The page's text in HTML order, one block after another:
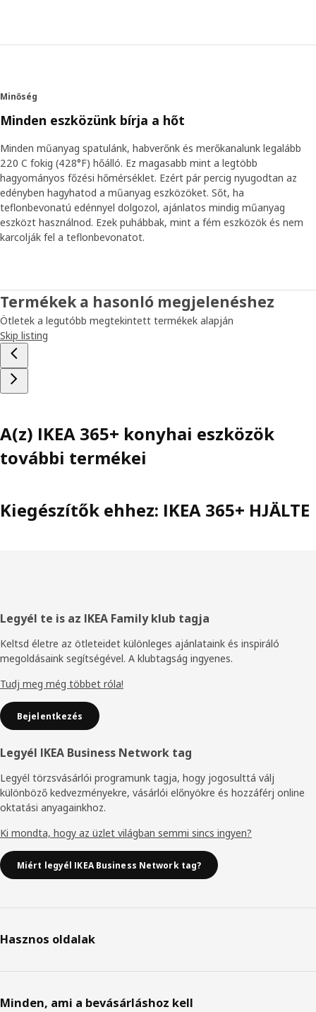
Minőség
Minden eszközünk bírja a hőt
Minden műanyag spatulánk, habverőnk és merőkanalunk legalább
220 C fokig (428°F) hőálló. Ez magasabb mint a legtöbb
hagyományos főzési hőmérséklet. Ezért pár percig nyugodtan az
edényben hagyhatod a műanyag eszközöket. Sőt, ha
teflonbevonatú edénnyel dolgozol, ajánlatos mindig műanyag
eszközt használnod. Ezek puhábbak, mint a fém eszközök és nem
karcolják fel a teflonbevonatot.
Termékek a hasonló megjelenéshez
Ötletek a legutóbb megtekintett termékek alapján
Skip listing
A(z) IKEA 365+ konyhai eszközök
további termékei
Kiegészítők ehhez: IKEA 365+ HJÄLTE
Élőláb
Legyél te is az IKEA Family klub tagja
Keltsd életre az ötleteidet különleges ajánlataink és inspiráló
megoldásaink segítségével. A klubtagság ingyenes.
Tudj meg még többet róla!
Bejelentkezés
Legyél IKEA Business Network tag
Legyél törzsvásárlói programunk tagja, hogy jogosulttá válj
különböző kedvezményekre, vásárlói előnyökre és hozzáférj online
oktatási anyagainkhoz.
Ki mondta, hogy az üzlet világban semmi sincs ingyen?
Miért legyél IKEA Business Network tag?
Hasznos oldalak
Minden, ami a bevásárláshoz kell